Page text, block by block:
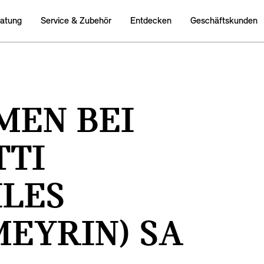
Service & Zubehör Entdecken Geschäftskunden
BEI
SA